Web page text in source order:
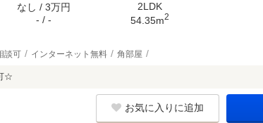
なし / 3万円
- / -
2LDK
54.35m2
談可 インターネット無料 角部屋
☆
お気に入りに追加